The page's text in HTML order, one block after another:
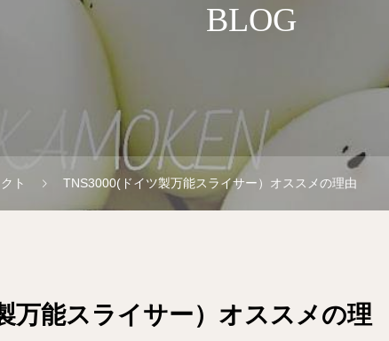
BLOG
ト TNS3000(ドイツ製万能スライサー）オススメの理由
万能スライサー）オススメの理